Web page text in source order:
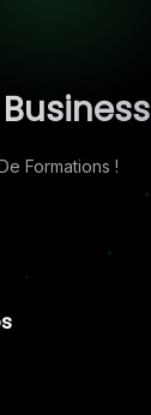
Formations !